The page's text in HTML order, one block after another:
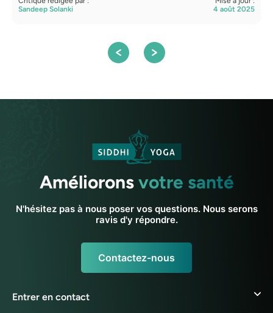
Sandeep Solanki
4 août 2025
Amélioronsvotre santé
N'hésitez pas à nous poser vos questions. Nous serons
ravis d'y répondre.
Contactez-nous
Entrer en contact